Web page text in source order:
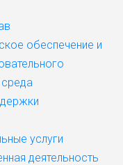
обеспечение и
услуги
деятельность